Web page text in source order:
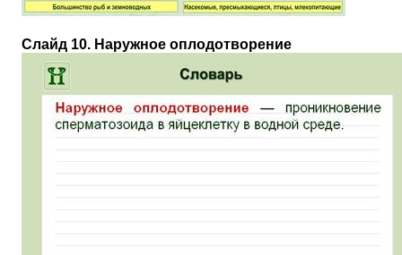
Слайд 10. Наружное оплодотворение